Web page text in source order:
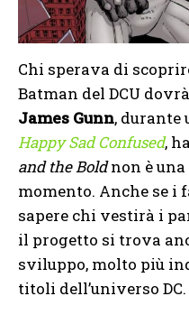
Chi sperava di
Batman del DCU
James Gunn, durante
Happy Sad Confused,
and the Boldnon è
momento. Anche se i
sapere chi vestirà i
il progetto si trova
sviluppo, molto più
titoli dell’universo DC.